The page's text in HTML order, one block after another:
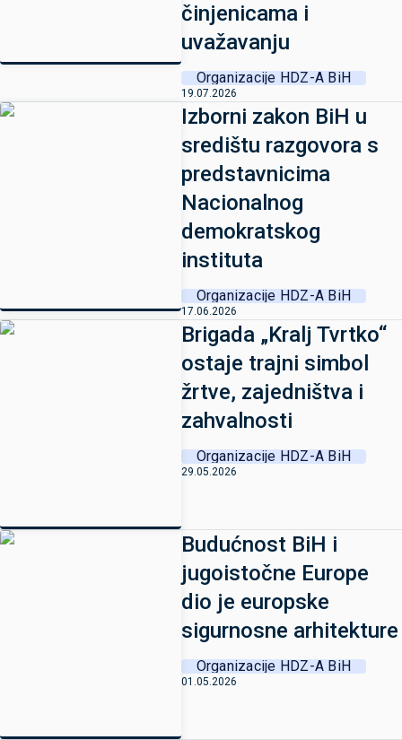
činjenicama i
uvažavanju
Organizacije HDZ-A BiH
19.07.2026
Izborni zakon BiH u
središtu razgovora s
predstavnicima
Nacionalnog
demokratskog
instituta
Organizacije HDZ-A BiH
17.06.2026
Brigada „Kralj Tvrtko“
ostaje trajni simbol
žrtve, zajedništva i
zahvalnosti
Organizacije HDZ-A BiH
29.05.2026
Budućnost BiH i
jugoistočne Europe
dio je europske
sigurnosne arhitekture
Organizacije HDZ-A BiH
01.05.2026